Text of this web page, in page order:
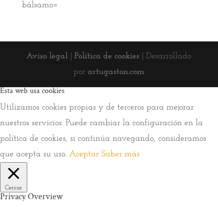
bálsamo»
Aviso legal |Política de cookies | Desarrollado
por artugaston.com
Esta web usa cookies
Utilizamos cookies propias y de terceros para mejorar
nuestros servicios. Puede cambiar la configuración en la
política de cookies, si continúa navegando, consideramos
que acepta su uso. Aceptar Saber más
Cerrar
Privacy Overview